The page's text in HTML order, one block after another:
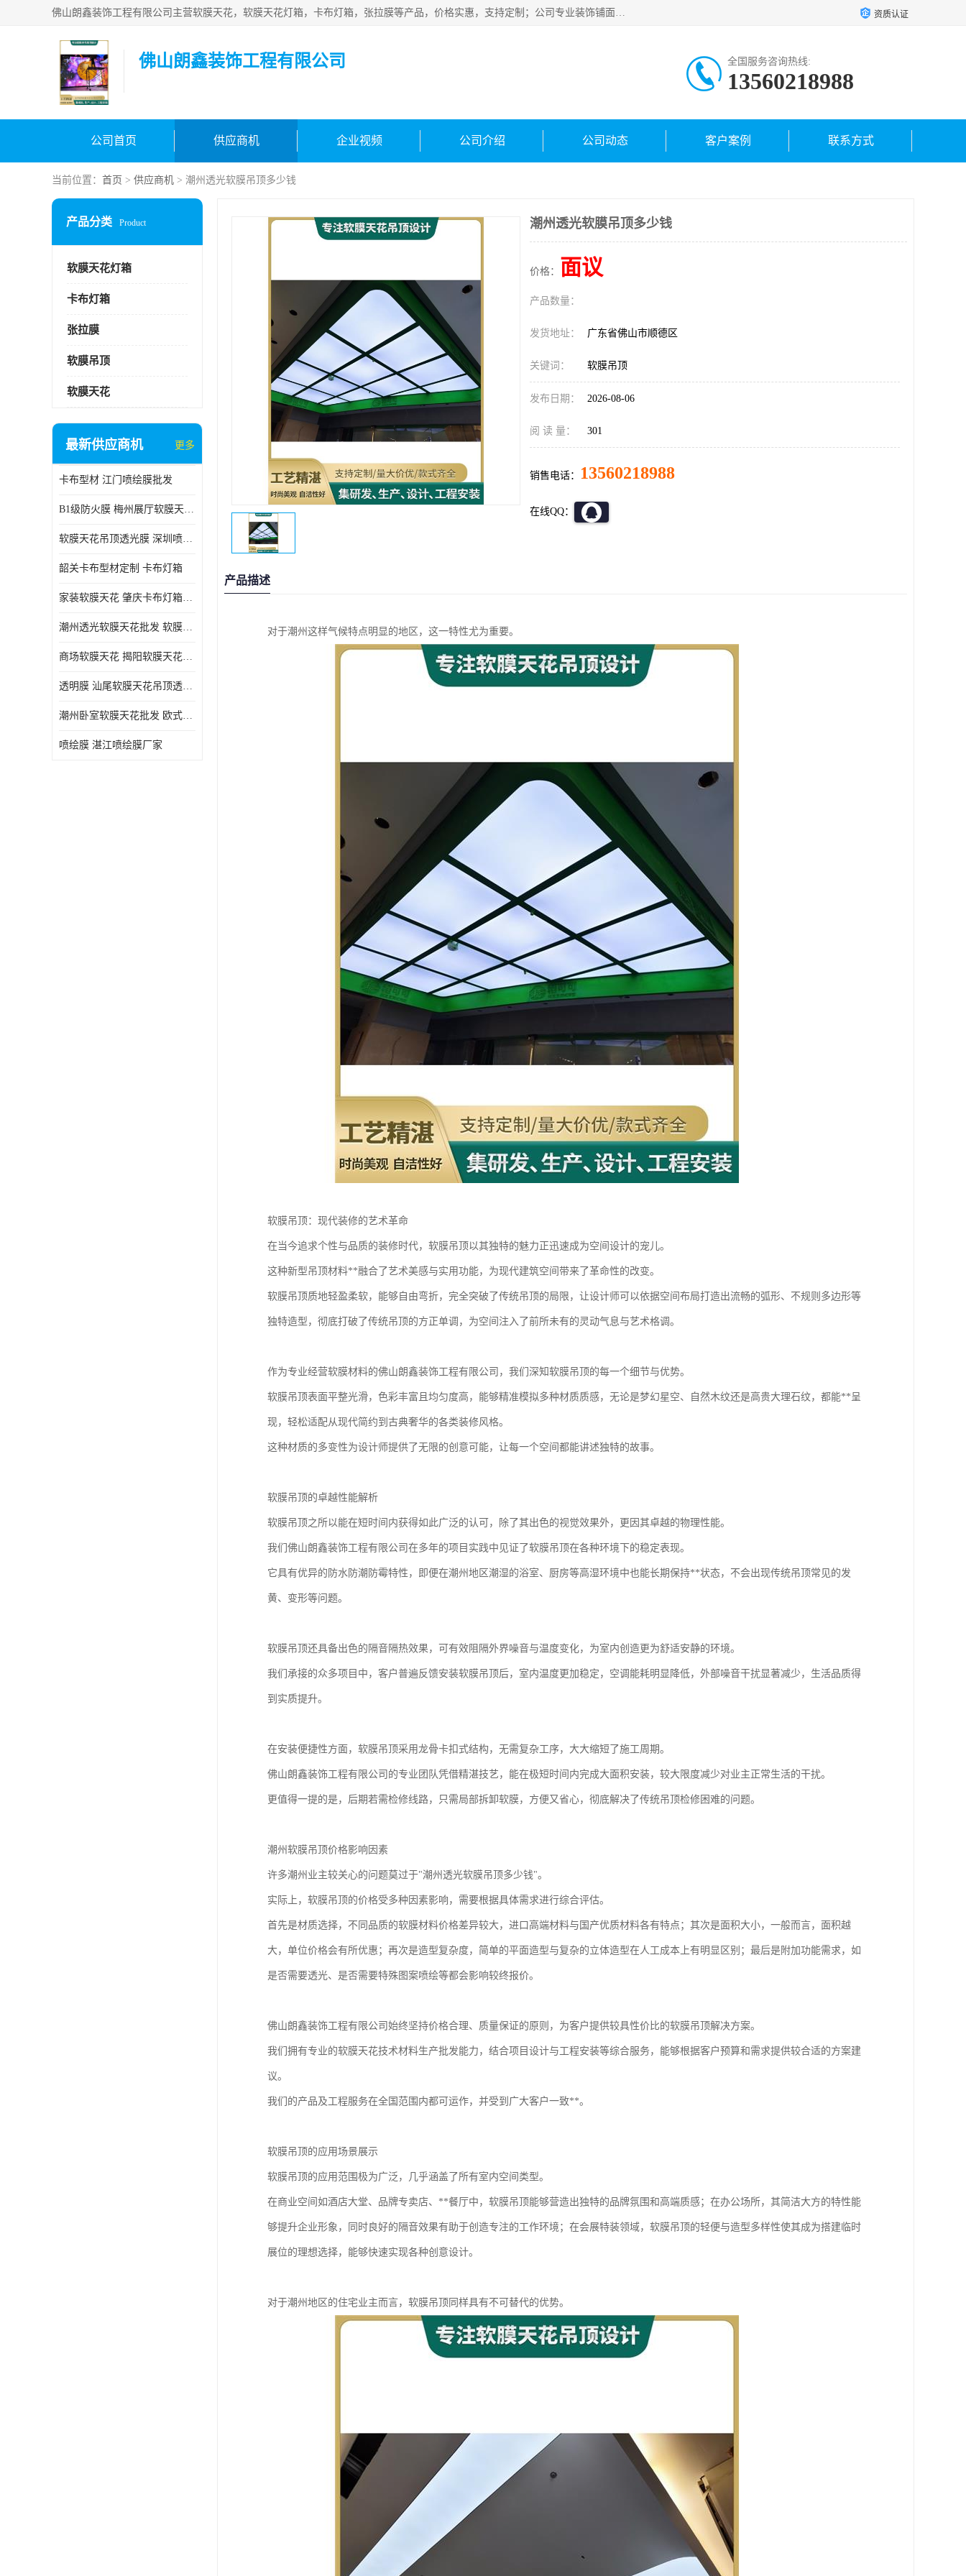
佛山朗鑫装饰工程有限公司主营软膜天花，软膜天花灯箱，卡布灯箱，张拉膜等产品，价格实惠，支持定制；公司专业装饰铺面，家居，会展特装，软膜等工程，技能精良人员，安装快、价格合理，质量保证、热诚与各方有识人士合作，欢迎新老客户来电咨询。 资质认证
佛山朗鑫装饰工程有限公司 全国服务咨询热线:
13560218988
公司首页 供应商机 企业视频 公司介绍 公司动态 客户案例 联系方式
当前位置： 首页 > 供应商机 > 潮州透光软膜吊顶多少钱
产品分类 Product
软膜天花灯箱
卡布灯箱
张拉膜
软膜吊顶
软膜天花
最新供应商机 更多
卡布型材 江门喷绘膜批发
B1级防火膜 梅州展厅软膜天花批发
软膜天花吊顶透光膜 深圳喷绘膜批发
韶关卡布型材定制 卡布灯箱
家装软膜天花 肇庆卡布灯箱批发
潮州透光软膜天花批发 软膜天花
商场软膜天花 揭阳软膜天花吊顶透光膜批发
透明膜 汕尾软膜天花吊顶透光膜定制
潮州卧室软膜天花批发 欧式软膜天花
喷绘膜 湛江喷绘膜厂家
潮州透光软膜吊顶多少钱
价格： 面议
产品数量：
发货地址： 广东省佛山市顺德区
关键词： 软膜吊顶
发布日期： 2026-08-06
阅 读 量： 301
销售电话： 13560218988
在线QQ：
产品描述
对于潮州这样气候特点明显的地区，这一特性尤为重要。
软膜吊顶：现代装修的艺术革命
在当今追求个性与品质的装修时代，软膜吊顶以其独特的魅力正迅速成为空间设计的宠儿。
这种新型吊顶材料**融合了艺术美感与实用功能，为现代建筑空间带来了革命性的改变。
软膜吊顶质地轻盈柔软，能够自由弯折，完全突破了传统吊顶的局限，让设计师可以依据空间布局打造出流畅的弧形、不规则多边形等
独特造型，彻底打破了传统吊顶的方正单调，为空间注入了前所未有的灵动气息与艺术格调。
作为专业经营软膜材料的佛山朗鑫装饰工程有限公司，我们深知软膜吊顶的每一个细节与优势。
软膜吊顶表面平整光滑，色彩丰富且均匀度高，能够精准模拟多种材质质感，无论是梦幻星空、自然木纹还是高贵大理石纹，都能**呈
现，轻松适配从现代简约到古典奢华的各类装修风格。
这种材质的多变性为设计师提供了无限的创意可能，让每一个空间都能讲述独特的故事。
软膜吊顶的卓越性能解析
软膜吊顶之所以能在短时间内获得如此广泛的认可，除了其出色的视觉效果外，更因其卓越的物理性能。
我们佛山朗鑫装饰工程有限公司在多年的项目实践中见证了软膜吊顶在各种环境下的稳定表现。
它具有优异的防水防潮防霉特性，即便在潮州地区潮湿的浴室、厨房等高湿环境中也能长期保持**状态，不会出现传统吊顶常见的发
黄、变形等问题。
软膜吊顶还具备出色的隔音隔热效果，可有效阻隔外界噪音与温度变化，为室内创造更为舒适安静的环境。
我们承接的众多项目中，客户普遍反馈安装软膜吊顶后，室内温度更加稳定，空调能耗明显降低，外部噪音干扰显著减少，生活品质得
到实质提升。
在安装便捷性方面，软膜吊顶采用龙骨卡扣式结构，无需复杂工序，大大缩短了施工周期。
佛山朗鑫装饰工程有限公司的专业团队凭借精湛技艺，能在极短时间内完成大面积安装，较大限度减少对业主正常生活的干扰。
更值得一提的是，后期若需检修线路，只需局部拆卸软膜，方便又省心，彻底解决了传统吊顶检修困难的问题。
潮州软膜吊顶价格影响因素
许多潮州业主较关心的问题莫过于"潮州透光软膜吊顶多少钱"。
实际上，软膜吊顶的价格受多种因素影响，需要根据具体需求进行综合评估。
首先是材质选择，不同品质的软膜材料价格差异较大，进口高端材料与国产优质材料各有特点；其次是面积大小，一般而言，面积越
大，单位价格会有所优惠；再次是造型复杂度，简单的平面造型与复杂的立体造型在人工成本上有明显区别；最后是附加功能需求，如
是否需要透光、是否需要特殊图案喷绘等都会影响较终报价。
佛山朗鑫装饰工程有限公司始终坚持价格合理、质量保证的原则，为客户提供较具性价比的软膜吊顶解决方案。
我们拥有专业的软膜天花技术材料生产批发能力，结合项目设计与工程安装等综合服务，能够根据客户预算和需求提供较合适的方案建
议。
我们的产品及工程服务在全国范围内都可运作，并受到广大客户一致**。
软膜吊顶的应用场景展示
软膜吊顶的应用范围极为广泛，几乎涵盖了所有室内空间类型。
在商业空间如酒店大堂、品牌专卖店、**餐厅中，软膜吊顶能够营造出独特的品牌氛围和高端质感；在办公场所，其简洁大方的特性能
够提升企业形象，同时良好的隔音效果有助于创造专注的工作环境；在会展特装领域，软膜吊顶的轻便与造型多样性使其成为搭建临时
展位的理想选择，能够快速实现各种创意设计。
对于潮州地区的住宅业主而言，软膜吊顶同样具有不可替代的优势。